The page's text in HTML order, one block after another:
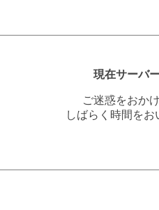
現在サーバ
ご迷惑をおか
しばらく時間を